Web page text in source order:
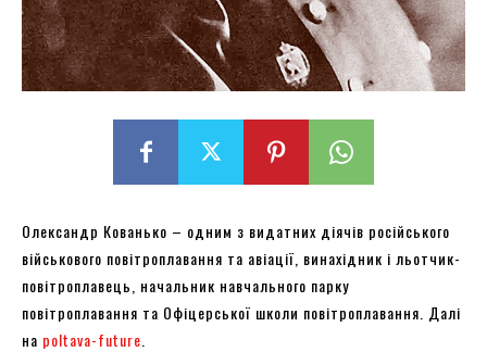
Олександр Кованько – одним з видатних діячів російського
військового повітроплавання та авіації, винахідник і льотчик-
повітроплавець, начальник навчального парку
повітроплавання та Офіцерської школи повітроплавання. Далі
на poltava-future